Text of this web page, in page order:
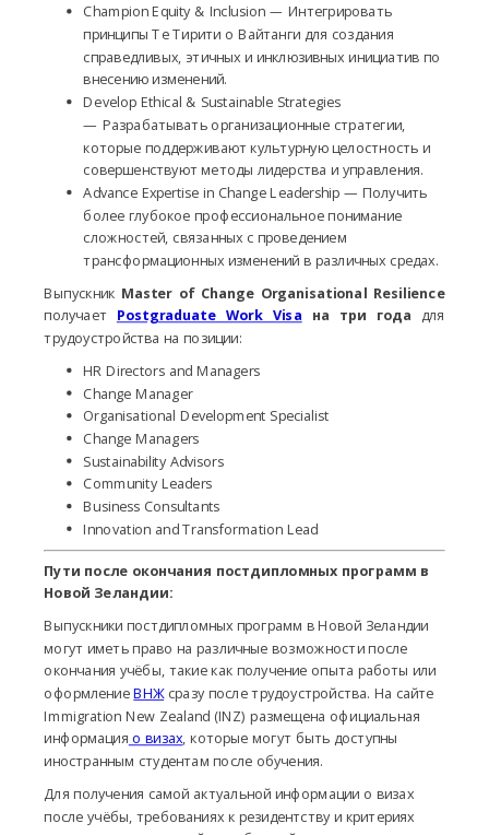
Champion Equity & Inclusion — Интегрировать
принципы Те Тирити о Вайтанги для создания
справедливых, этичных и инклюзивных инициатив по
внесению изменений.
Develop Ethical & Sustainable Strategies
— Разрабатывать организационные стратегии,
которые поддерживают культурную целостность и
совершенствуют методы лидерства и управления.
Advance Expertise in Change Leadership — Получить
более глубокое профессиональное понимание
сложностей, связанных с проведением
трансформационных изменений в различных средах.
Выпускник Master of Change Organisational Resilience
получает Postgraduate Work Visa на три года для
трудоустройства на позиции:
HR Directors and Managers
Change Manager
Organisational Development Specialist
Change Managers
Sustainability Advisors
Community Leaders
Business Consultants
Innovation and Transformation Lead
Пути после окончания постдипломных программ в
Новой Зеландии:
Выпускники постдипломных программ в Новой Зеландии
могут иметь право на различные возможности после
окончания учёбы, такие как получение опыта работы или
оформлениеВНЖсразу после трудоустройства. На сайте
Immigration New Zealand (INZ) размещена официальная
информация о визах, которые могут быть доступны
иностранным студентам после обучения.
Для получения самой актуальной информации о визах
после учёбы, требованиях к резидентству и критериях